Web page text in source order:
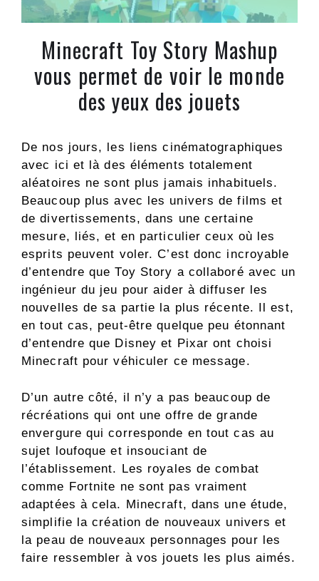
Minecraft Toy Story Mashup
vous permet de voir le monde
des yeux des jouets
De nos jours, les liens cinématographiques
avec ici et là des éléments totalement
aléatoires ne sont plus jamais inhabituels.
Beaucoup plus avec les univers de films et
de divertissements, dans une certaine
mesure, liés, et en particulier ceux où les
esprits peuvent voler. C’est donc incroyable
d’entendre que Toy Story a collaboré avec un
ingénieur du jeu pour aider à diffuser les
nouvelles de sa partie la plus récente. Il est,
en tout cas, peut-être quelque peu étonnant
d’entendre que Disney et Pixar ont choisi
Minecraft pour véhiculer ce message.
D’un autre côté, il n’y a pas beaucoup de
récréations qui ont une offre de grande
envergure qui corresponde en tout cas au
sujet loufoque et insouciant de
l’établissement. Les royales de combat
comme Fortnite ne sont pas vraiment
adaptées à cela. Minecraft, dans une étude,
simplifie la création de nouveaux univers et
la peau de nouveaux personnages pour les
faire ressembler à vos jouets les plus aimés.